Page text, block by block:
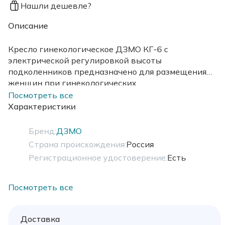
Нашли дешевле?
Описание
Кресло гинекологическое ДЗМО КГ-6 с
электрической регулировкой высоты
подколенников предназначено для размещения
женщин при гинекологических
обследованиях,проведении различных процедур,а
также при мелких хирургических вмешательствах.
Посмотреть все
Характеристики
Бренд:ДЗМО
Страна происхождения:Россия
Регистрационное удостоверение:Есть
Посмотреть все
Доставка